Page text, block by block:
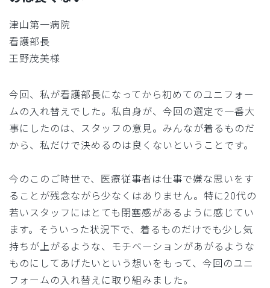
津山第一病院
看護部長
王野茂美様
今回、私が看護部長になってから初めてのユニフォー
ムの入れ替えでした。私自身が、今回の選定で一番大
事にしたのは、スタッフの意見。みんなが着るものだ
から、私だけで決めるのは良くないということです。
今のこのご時世で、医療従事者は仕事で嫌な思いをす
ることが残念ながら少なくはありません。特に20代の
若いスタッフにはとても閉塞感があるように感じてい
ます。そういった状況下で、着るものだけでも少し気
持ちが上がるような、モチベーションがあがるような
ものにしてあげたいという想いをもって、今回のユニ
フォームの入れ替えに取り組みました。